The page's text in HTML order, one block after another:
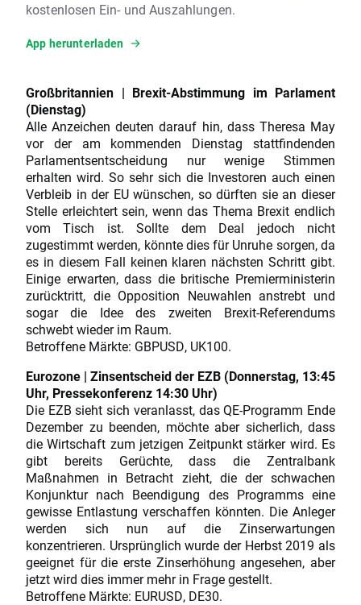
kostenlosen Ein- und Auszahlungen.
App herunterladen
Großbritannien | Brexit-Abstimmung im Parlament
(Dienstag)
Alle Anzeichen deuten darauf hin, dass Theresa May
vor der am kommenden Dienstag stattfindenden
Parlamentsentscheidung nur wenige Stimmen
erhalten wird. So sehr sich die Investoren auch einen
Verbleib in der EU wünschen, so dürften sie an dieser
Stelle erleichtert sein, wenn das Thema Brexit endlich
vom Tisch ist. Sollte dem Deal jedoch nicht
zugestimmt werden, könnte dies für Unruhe sorgen, da
es in diesem Fall keinen klaren nächsten Schritt gibt.
Einige erwarten, dass die britische Premierministerin
zurücktritt, die Opposition Neuwahlen anstrebt und
sogar die Idee des zweiten Brexit-Referendums
schwebt wieder im Raum.
Betroffene Märkte: GBPUSD, UK100.
Eurozone | Zinsentscheid der EZB (Donnerstag, 13:45
Uhr, Pressekonferenz 14:30 Uhr)
Die EZB sieht sich veranlasst, das QE-Programm Ende
Dezember zu beenden, möchte aber sicherlich, dass
die Wirtschaft zum jetzigen Zeitpunkt stärker wird. Es
gibt bereits Gerüchte, dass die Zentralbank
Maßnahmen in Betracht zieht, die der schwachen
Konjunktur nach Beendigung des Programms eine
gewisse Entlastung verschaffen könnten. Die Anleger
werden sich nun auf die Zinserwartungen
konzentrieren. Ursprünglich wurde der Herbst 2019 als
geeignet für die erste Zinserhöhung angesehen, aber
jetzt wird dies immer mehr in Frage gestellt.
Betroffene Märkte: EURUSD, DE30.